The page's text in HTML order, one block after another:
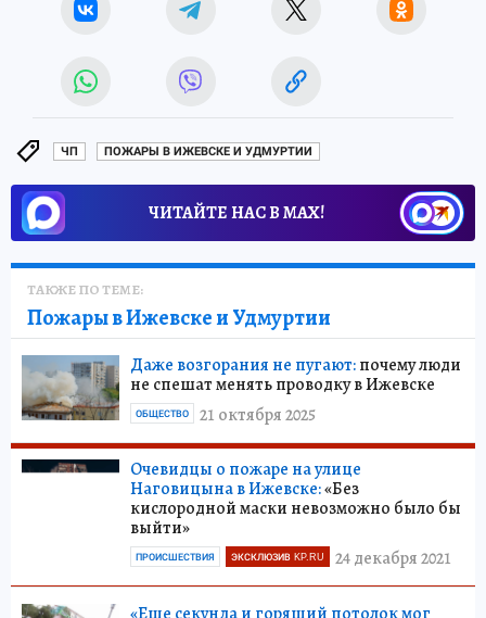
ЧП ПОЖАРЫ В ИЖЕВСКЕ И УДМУРТИИ
ЧИТАЙТЕ НАС В МАХ!
ТАКЖЕ ПО ТЕМЕ:
Пожары в Ижевске и Удмуртии
Даже возгорания не пугают:почему люди
не спешат менять проводку в Ижевске
21 октября 2025
ОБЩЕСТВО
Очевидцы о пожаре на улице
Наговицына в Ижевске:«Без
кислородной маски невозможно было бы
выйти»
24 декабря 2021
ПРОИСШЕСТВИЯ ЭКСКЛЮЗИВ KP.RU